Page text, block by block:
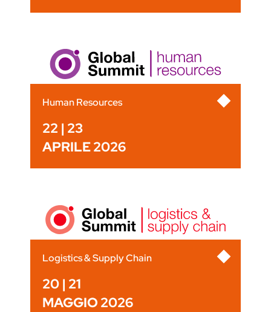
Human Resources
22 | 23
APRILE 2026
Logistics & Supply Chain
20 | 21
MAGGIO 2026